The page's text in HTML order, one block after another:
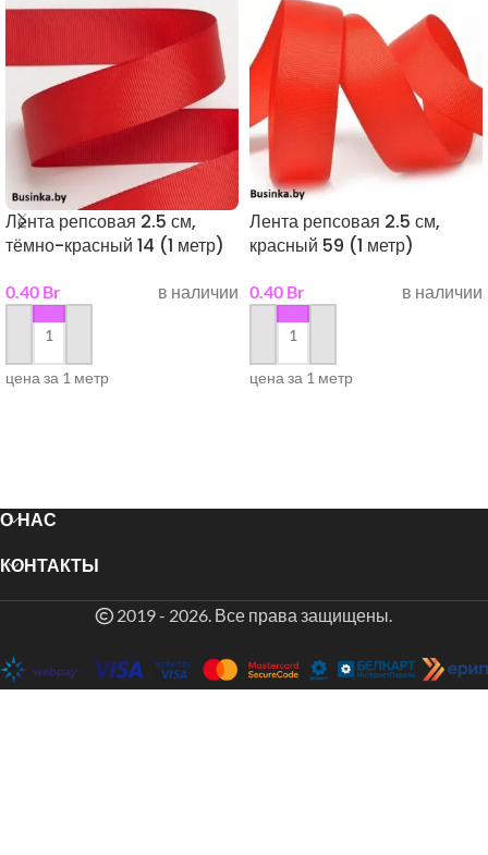
Лента репсовая 2.5 см,
тёмно-красный 14 (1 метр)
0.40 Br в наличии
в корзину
цена за 1 метр
Лента репсовая 2.5 см,
красный 59 (1 метр)
0.40 Br в наличии
в корзину
цена за 1 метр
О НАС
КОНТАКТЫ
2019 - 2026. Все права защищены.